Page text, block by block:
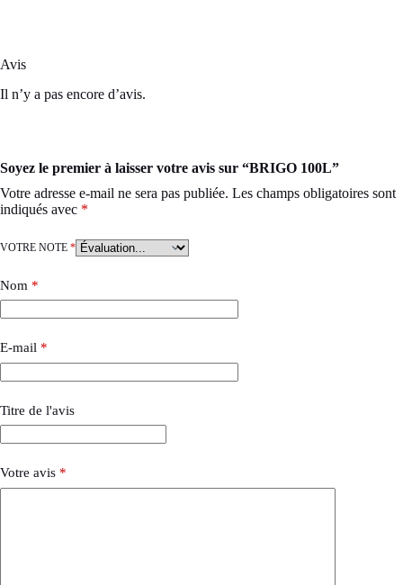
Avis
Il n’y a pas encore d’avis.
Soyez le premier à laisser votre avis sur “BRIGO 100L”
Votre adresse e-mail ne sera pas publiée. Les champs obligatoires sont
indiqués avec *
VOTRE NOTE *
Nom *
E-mail *
Titre de l'avis
Votre avis *